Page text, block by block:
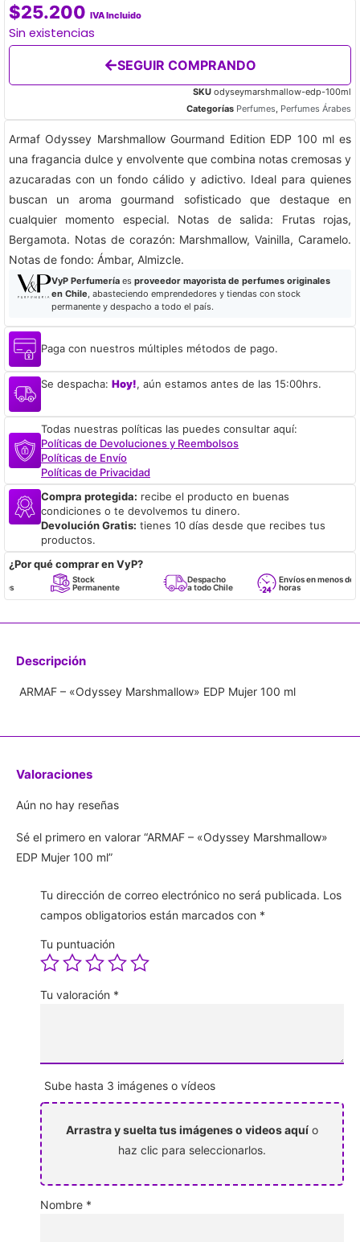
$25.200 IVA Incluido
Sin existencias
SEGUIR COMPRANDO
SKU odyseymarshmallow-edp-100ml
Categorías Perfumes, Perfumes Árabes
Armaf Odyssey Marshmallow Gourmand Edition EDP 100 ml es
una fragancia dulce y envolvente que combina notas cremosas y
azucaradas con un fondo cálido y adictivo. Ideal para quienes
buscan un aroma gourmand sofisticado que destaque en
cualquier momento especial. Notas de salida: Frutas rojas,
Bergamota. Notas de corazón: Marshmallow, Vainilla, Caramelo.
Notas de fondo: Ámbar, Almizcle.
VyP Perfumeríaes proveedor mayorista de perfumes originales
en Chile, abasteciendo emprendedores y tiendas con stock
permanente y despacho a todo el país.
Paga con nuestros múltiples métodos de pago.
Se despacha: Hoy!, aún estamos antes de las 15:00hrs.
Todas nuestras políticas las puedes consultar aquí:
Políticas de Devoluciones y Reembolsos
Políticas de Envío
Políticas de Privacidad
Compra protegida: recibe el producto en buenas
condiciones o te devolvemos tu dinero.
Devolución Gratis: tienes 10 días desde que recibes tus
productos.
¿Por qué comprar en VyP?
Stock
Permanente
Despacho
a todo Chile
Envíos en menos de 24
horas
Descripción
ARMAF – «Odyssey Marshmallow» EDP Mujer 100 ml
Valoraciones
Aún no hay reseñas
Sé el primero en valorar “ARMAF – «Odyssey Marshmallow»
EDP Mujer 100 ml”
Tu dirección de correo electrónico no será publicada. Los
campos obligatorios están marcados con *
Tu puntuación
Tu valoración *
Sube hasta 3 imágenes o vídeos
Arrastra y suelta tus imágenes o videos aquí o
haz clic para seleccionarlos.
Nombre *